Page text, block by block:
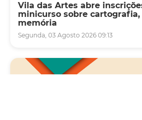
Vila das Artes abre
minicurso sobre
memória
Segunda, 03 Agosto 2026 09:13